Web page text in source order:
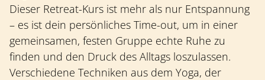
Dieser Retreat-Kurs ist mehr als nur Entspannung
– es ist dein persönliches Time-out, um in einer
gemeinsamen, festen Gruppe echte Ruhe zu
finden und den Druck des Alltags loszulassen.
Verschiedene Techniken aus dem Yoga, der